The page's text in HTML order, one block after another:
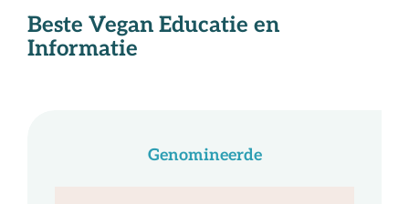
Beste Vegan Educatie en
Informatie
Genomineerde